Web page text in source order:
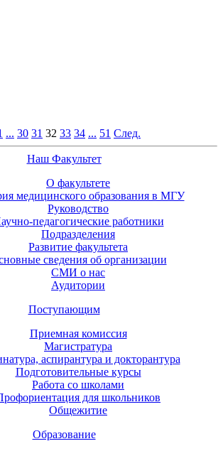
... 30 31 32 33 34 ... 51 След.
Наш Факультет
О факультете
медицинского образования в МГУ
Руководство
педагогические работники
Подразделения
Развитие факультета
сведения об организации
СМИ о нас
Аудитории
Поступающим
Приемная комиссия
Магистратура
аспирантура и докторантура
Подготовительные курсы
Работа со школами
для школьников
Общежитие
Образование